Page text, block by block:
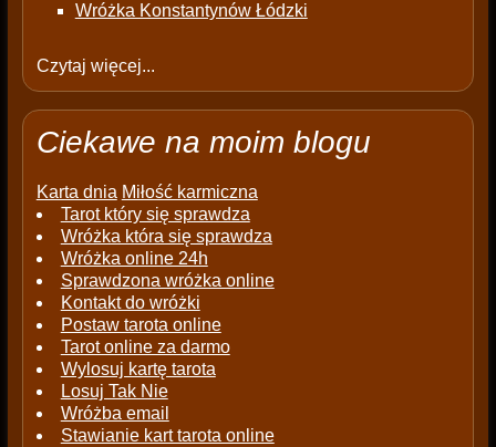
Wróżka Konstantynów Łódzki
Czytaj więcej...
Ciekawe na moim blogu
Karta dnia Miłość karmiczna
Tarot który się sprawdza
Wróżka która się sprawdza
Wróżka online 24h
Sprawdzona wróżka online
Kontakt do wróżki
Postaw tarota online
Tarot online za darmo
Wylosuj kartę tarota
Losuj Tak Nie
Wróżba email
Stawianie kart tarota online